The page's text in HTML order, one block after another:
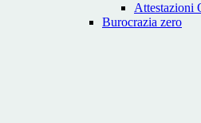
Attestazioni
Burocrazia zero